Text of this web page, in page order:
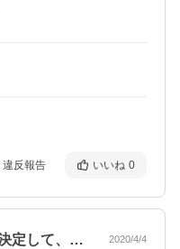
違反報告 いいね 0
今時期なので、送別会が急遽決定して、急… 2020/4/4